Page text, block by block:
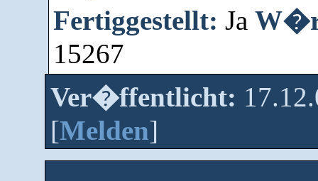
Fertiggestellt: Ja
15267
Ver�ffentlicht:
[Melden]